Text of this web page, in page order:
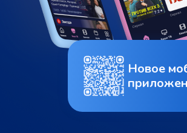
Новое